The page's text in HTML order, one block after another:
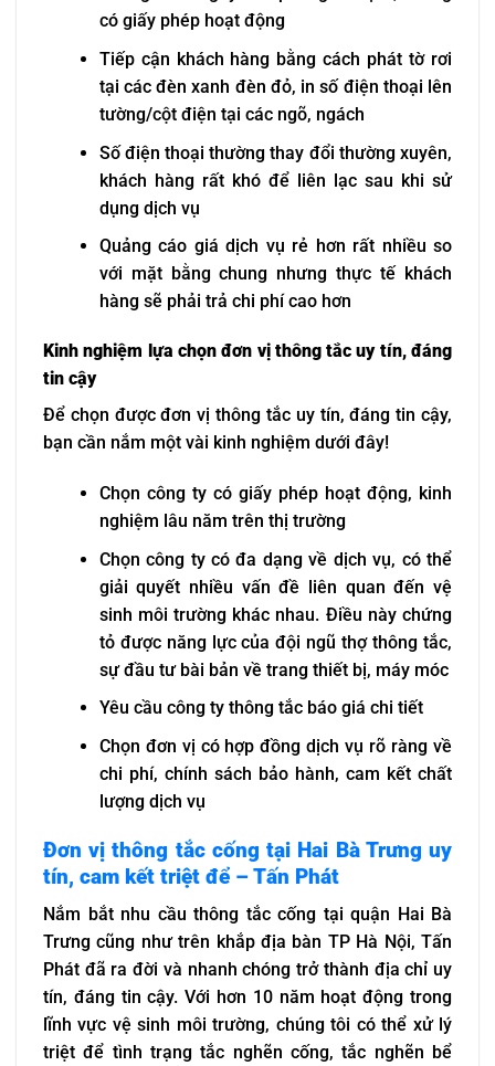
có giấy phép hoạt động
Tiếp cận khách hàng bằng cách phát tờ rơi
tại các đèn xanh đèn đỏ, in số điện thoại lên
tường/cột điện tại các ngõ, ngách
Số điện thoại thường thay đổi thường xuyên,
khách hàng rất khó để liên lạc sau khi sử
dụng dịch vụ
Quảng cáo giá dịch vụ rẻ hơn rất nhiều so
với mặt bằng chung nhưng thực tế khách
hàng sẽ phải trả chi phí cao hơn
Kinh nghiệm lựa chọn đơn vị thông tắc uy tín, đáng
tin cậy
Để chọn được đơn vị thông tắc uy tín, đáng tin cậy,
bạn cần nắm một vài kinh nghiệm dưới đây!
Chọn công ty có giấy phép hoạt động, kinh
nghiệm lâu năm trên thị trường
Chọn công ty có đa dạng về dịch vụ, có thể
giải quyết nhiều vấn đề liên quan đến vệ
sinh môi trường khác nhau. Điều này chứng
tỏ được năng lực của đội ngũ thợ thông tắc,
sự đầu tư bài bản về trang thiết bị, máy móc
Yêu cầu công ty thông tắc báo giá chi tiết
Chọn đơn vị có hợp đồng dịch vụ rõ ràng về
chi phí, chính sách bảo hành, cam kết chất
lượng dịch vụ
Đơn vị thông tắc cống tại Hai Bà Trưng uy
tín, cam kết triệt để – Tấn Phát
Nắm bắt nhu cầu thông tắc cống tại quận Hai Bà
Trưng cũng như trên khắp địa bàn TP Hà Nội, Tấn
Phát đã ra đời và nhanh chóng trở thành địa chỉ uy
tín, đáng tin cậy. Với hơn 10 năm hoạt động trong
lĩnh vực vệ sinh môi trường, chúng tôi có thể xử lý
triệt để tình trạng tắc nghẽn cống, tắc nghẽn bể